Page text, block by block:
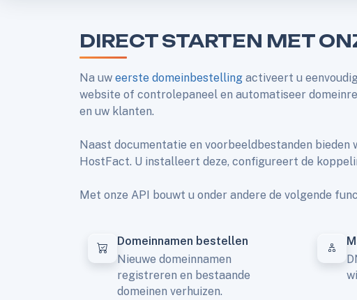
DIRECT STARTEN MET
Na uw eerste domeinbestelling activeert u
website of controlepaneel en automatiseer
en uw klanten.
Naast documentatie en voorbeeldbestanden bieden
HostFact. U installeert deze, configureert de
Met onze API bouwt u onder andere de volgende
Domeinnamen bestellen
Nieuwe domeinnamen
registreren en bestaande
domeinen verhuizen.